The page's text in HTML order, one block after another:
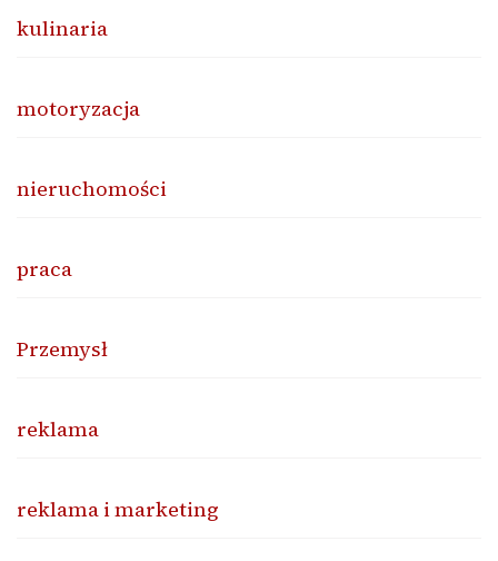
kulinaria
motoryzacja
nieruchomości
praca
Przemysł
reklama
reklama i marketing